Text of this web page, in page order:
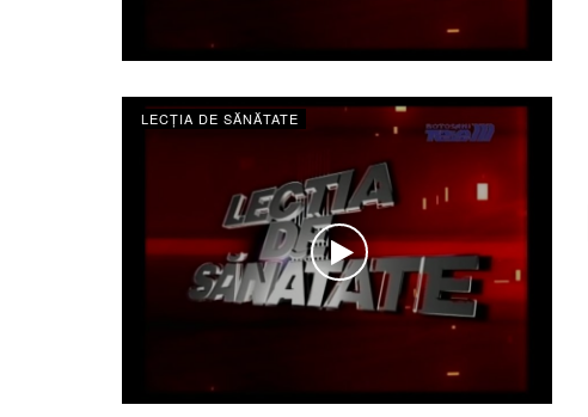
LECȚIA DE SĂNĂTATE